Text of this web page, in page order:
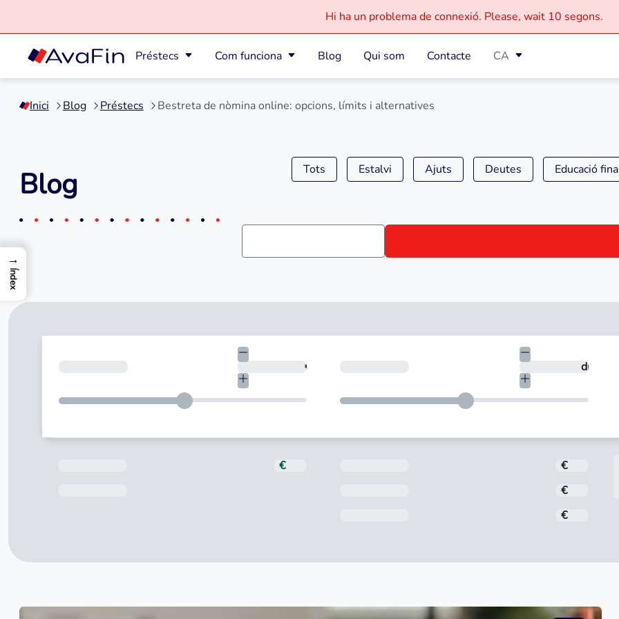
Saltar
contingut
Hi ha un problema de connexió. Please, wait 10 segons.
Préstecs Com funciona Blog Qui som Contacte CA
Inici Blog Préstecs Bestreta de nòmina online: opcions, límits i alternatives
Blog Tots Estalvi Ajuts Deutes Educació
€ En quants dies vols tornar-ho? dies
€
€
€
€
→
Índex